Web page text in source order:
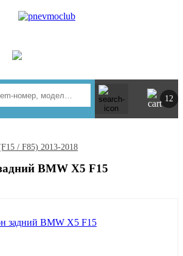
12
/ F85) 2013-2018
BMW X5 F15